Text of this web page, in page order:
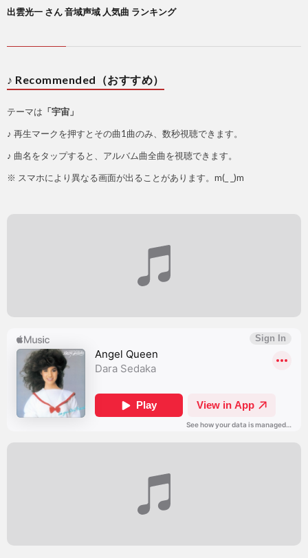
出雲光一 さん 音域声域 人気曲 ランキング
♪ Recommended（おすすめ）
テーマは 「宇宙」
♪ 再生マークを押すとその曲1曲のみ、数秒視聴できます。
♪ 曲名をタップすると、アルバム曲全曲を視聴できます。
※ スマホにより異なる画面が出ることがあります。m(_ _)m